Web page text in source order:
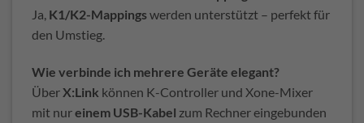
Ja, K1/K2-Mappingswerden unterstützt – perfekt für
den Umstieg.
Wie verbinde ich mehrere Geräte elegant?
ÜberX:Link können K-Controller und Xone-Mixer
mit nureinem USB-Kabel zum Rechner eingebunden